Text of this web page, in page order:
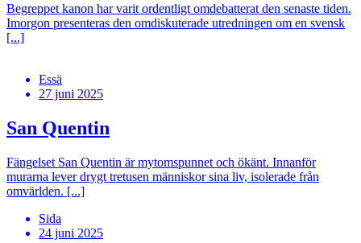
Begreppet kanon har varit ordentligt omdebatterat den senaste tiden.
Imorgon presenteras den omdiskuterade utredningen om en svensk
[...]
Essä
27 juni 2025
San Quentin
Fängelset San Quentin är mytomspunnet och ökänt. Innanför
murarna lever drygt tretusen människor sina liv, isolerade från
omvärlden. [...]
Sida
24 juni 2025